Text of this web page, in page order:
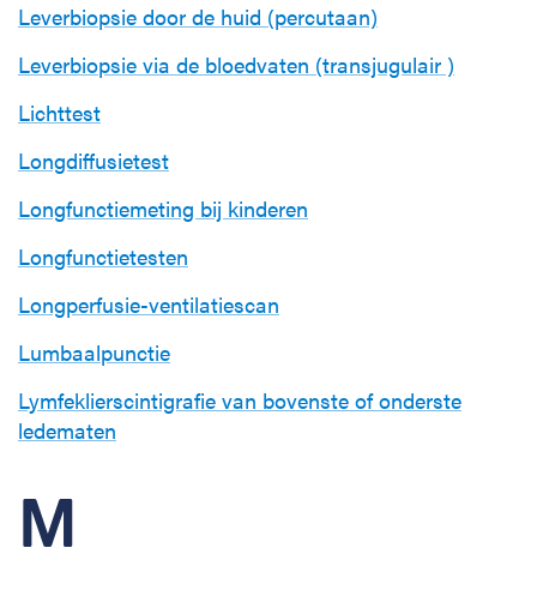
Leverbiopsie door de huid (percutaan)
Leverbiopsie via de bloedvaten (transjugulair )
Lichttest
Longdiffusietest
Longfunctiemeting bij kinderen
Longfunctietesten
Longperfusie-ventilatiescan
Lumbaalpunctie
Lymfeklierscintigrafie van bovenste of onderste
ledematen
M